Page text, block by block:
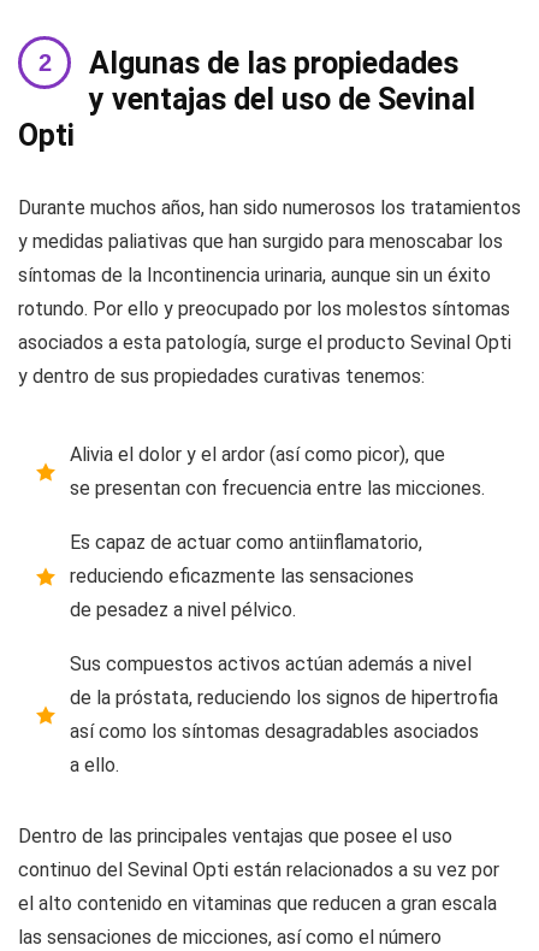
Algunas de las propiedades
y ventajas del uso de Sevinal
Opti
Durante muchos años, han sido numerosos los tratamientos
y medidas paliativas que han surgido para menoscabar los
síntomas de la Incontinencia urinaria, aunque sin un éxito
rotundo. Por ello y preocupado por los molestos síntomas
asociados a esta patología, surge el producto Sevinal Opti
y dentro de sus propiedades curativas tenemos:
Alivia el dolor y el ardor (así como picor), que
se presentan con frecuencia entre las micciones.
Es capaz de actuar como antiinflamatorio,
reduciendo eficazmente las sensaciones
de pesadez a nivel pélvico.
Sus compuestos activos actúan además a nivel
de la próstata, reduciendo los signos de hipertrofia
así como los síntomas desagradables asociados
a ello.
Dentro de las principales ventajas que posee el uso
continuo del Sevinal Opti están relacionados a su vez por
el alto contenido en vitaminas que reducen a gran escala
las sensaciones de micciones, así como el número